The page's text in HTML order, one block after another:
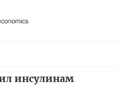
инсулинам